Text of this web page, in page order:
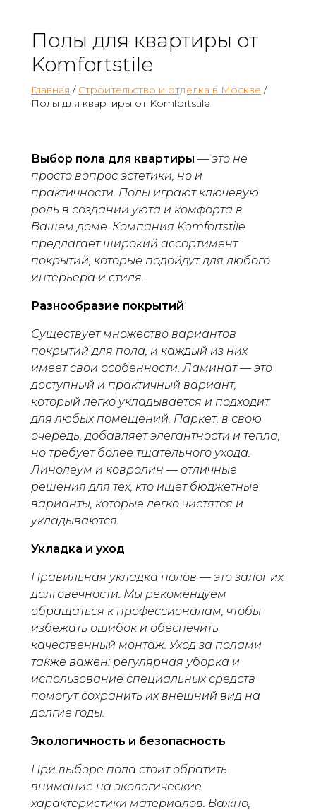
Полы для квартиры от
Komfortstile
Главная / Строительство и отделка в Москве /
Полы для квартиры от Komfortstile
Выбор пола для квартиры — это не
просто вопрос эстетики, но и
практичности. Полы играют ключевую
роль в создании уюта и комфорта в
Вашем доме. Компания Komfortstile
предлагает широкий ассортимент
покрытий, которые подойдут для любого
интерьера и стиля.
Разнообразие покрытий
Существует множество вариантов
покрытий для пола, и каждый из них
имеет свои особенности. Ламинат — это
доступный и практичный вариант,
который легко укладывается и подходит
для любых помещений. Паркет, в свою
очередь, добавляет элегантности и тепла,
но требует более тщательного ухода.
Линолеум и ковролин — отличные
решения для тех, кто ищет бюджетные
варианты, которые легко чистятся и
укладываются.
Укладка и уход
Правильная укладка полов — это залог их
долговечности. Мы рекомендуем
обращаться к профессионалам, чтобы
избежать ошибок и обеспечить
качественный монтаж. Уход за полами
также важен: регулярная уборка и
использование специальных средств
помогут сохранить их внешний вид на
долгие годы.
Экологичность и безопасность
При выборе пола стоит обратить
внимание на экологические
характеристики материалов. Важно,